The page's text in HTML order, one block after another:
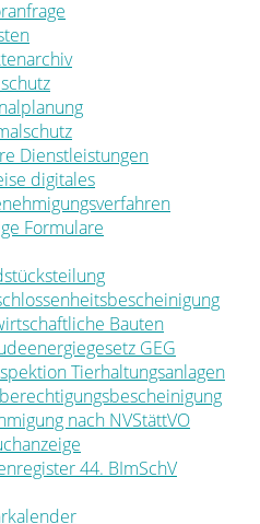
Dienstleistungen
digitales
Formulare
Bauten
GEG
Tierhaltungsanlagen
nach NVStättVO
44. BImSchV